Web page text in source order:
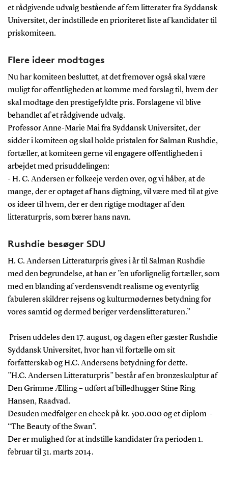
et rådgivende udvalg bestående af fem litterater fra Syddansk
Universitet, der indstillede en prioriteret liste af kandidater til
priskomiteen.
Flere ideer modtages
Nu har komiteen besluttet, at det fremover også skal være
muligt for offentligheden at komme med forslag til, hvem der
skal modtage den prestigefyldte pris. Forslagene vil blive
behandlet af et rådgivende udvalg.
Professor Anne-Marie Mai fra Syddansk Universitet, der
sidder i komiteen og skal holde pristalen for Salman Rushdie,
fortæller, at komiteen gerne vil engagere offentligheden i
arbejdet med prisuddelingen:
- H. C. Andersen er folkeeje verden over, og vi håber, at de
mange, der er optaget af hans digtning, vil være med til at give
os ideer til hvem, der er den rigtige modtager af den
litteraturpris, som bærer hans navn.
Rushdie besøger SDU
H. C. Andersen Litteraturpris gives i år til Salman Rushdie
med den begrundelse, at han er ”en uforlignelig fortæller, som
med en blanding af verdensvendt realisme og eventyrlig
fabuleren skildrer rejsens og kulturmødernes betydning for
vores samtid og dermed beriger verdenslitteraturen.”
Prisen uddeles den 17. august, og dagen efter gæster Rushdie
Syddansk Universitet, hvor han vil fortælle om sit
forfatterskab og H.C. Andersens betydning for dette.
”H.C. Andersen Litteraturpris” består af en bronzeskulptur af
Den Grimme Ælling – udført af billedhugger Stine Ring
Hansen, Raadvad.
Desuden medfølger en check på kr. 500.000 og et diplom -
“The Beauty of the Swan”.
Der er mulighed for at indstille kandidater fra perioden 1.
februar til 31. marts 2014.